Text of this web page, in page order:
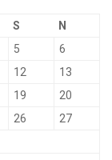
S N
5
6
12
13
19
20
26
27